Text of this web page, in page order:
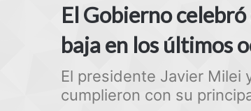
El Gobierno
baja en los últimos
El presidente Javier Milei
cumplieron con su